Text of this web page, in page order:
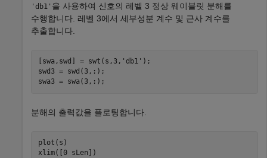
'db1' 을 사용하여 신호의 레벨 3 정상 웨이블릿 분해를
수행합니다. 레벨 3에서 세부성분 계수 및 근사 계수를
추출합니다.
[swa,swd] = swt(s,3, 'db1' );
swd3 = swd(3,:);
swa3 = swa(3,:);
분해의 출력값을 플로팅합니다.
plot(s)
xlim([0 sLen])